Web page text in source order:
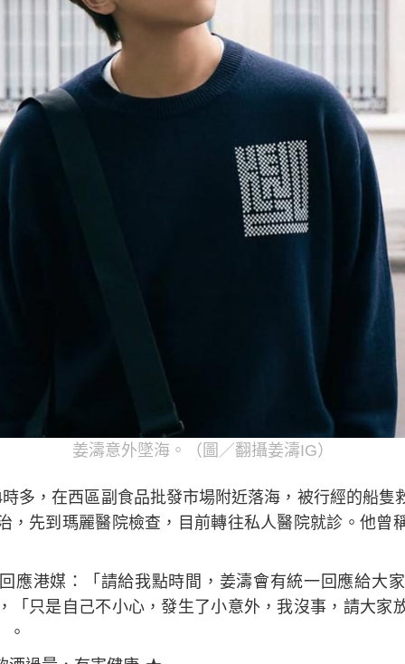
姜濤意外墜海。（圖／翻攝姜濤IG）
多，在西區副食品批發市場附近落海，被行經的船隻
，先到瑪麗醫院檢查，目前轉往私人醫院就診。他曾
應港媒：「請給我點時間，姜濤會有統一回應給大
「只是自己不小心，發生了小意外，我沒事，請大家
。